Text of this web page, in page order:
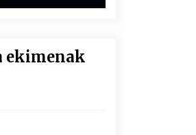
ekimenak